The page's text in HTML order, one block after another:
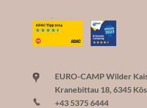
EURO-CAMP Wilder
Kranebittau 18, 6345
+43 5375 6444